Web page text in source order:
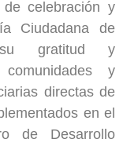
celebración y
Ciudadana de
su gratitud y
y
directas de
en el
de Desarrollo